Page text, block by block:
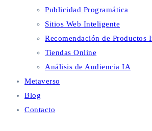
Publicidad Programática
Sitios Web Inteligente
Recomendación de Productos
Tiendas Online
Análisis de Audiencia IA
Metaverso
Blog
Contacto